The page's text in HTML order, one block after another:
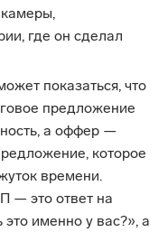
где он сделал
показаться, что
предложение
а оффер —
которое
времени.
— это ответ на
именно у вас?», а